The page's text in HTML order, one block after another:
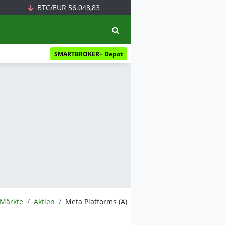
BTC/EUR 56.048,83
SMARTBROKER+ Depot
Märkte Aktien Meta Platforms (A)